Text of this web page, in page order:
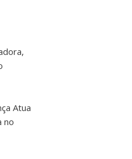
Atua
no